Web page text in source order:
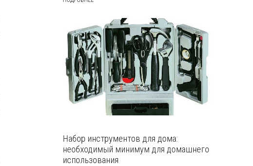
Набор инструментов для дома:
необходимый минимум для домашнего
использования